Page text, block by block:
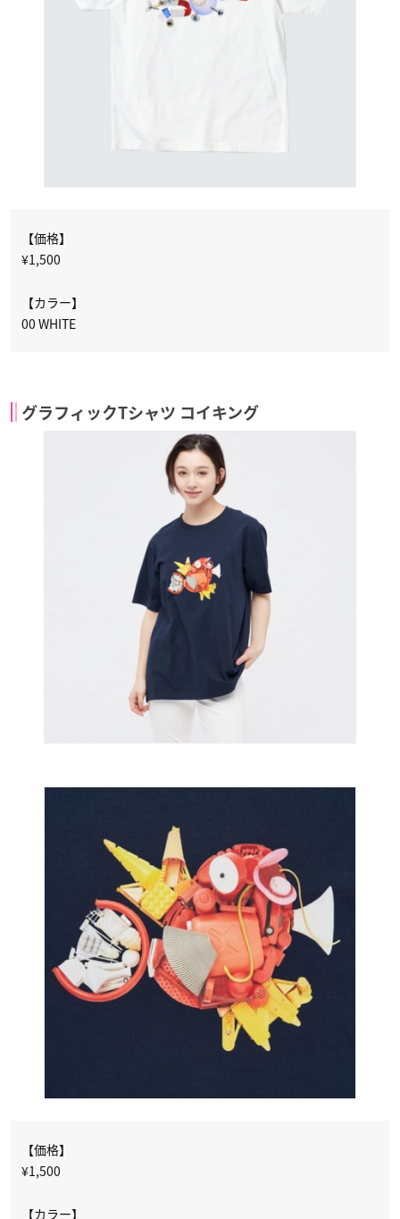
【価格】
¥1,500
【カラー】
00 WHITE
グラフィックTシャツ コイキング
【価格】
¥1,500
【カラー】